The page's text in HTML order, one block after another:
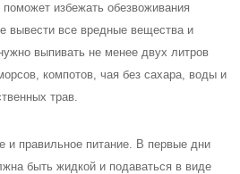
избежать обезвоживания
вывести все вредные вещества и
выпивать не менее двух литров
компотов, чая без сахара, воды и
трав.
и правильное питание. В первые дни
быть жидкой и подаваться в виде